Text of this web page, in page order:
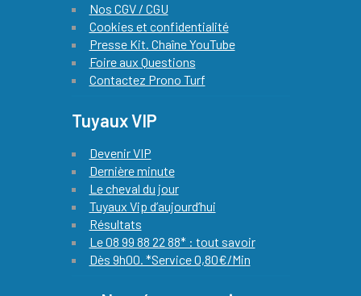
Nos CGV / CGU
Cookies et confidentialité
Presse Kit. Chaîne YouTube
Foire aux Questions
Contactez Prono Turf
Tuyaux VIP
Devenir VIP
Dernière minute
Le cheval du jour
Tuyaux Vip d’aujourd’hui
Résultats
Le 08 99 88 22 88* : tout savoir
Dès 9h00. *Service 0,80€/Min